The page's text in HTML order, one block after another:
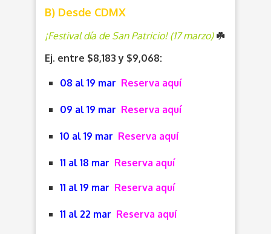
B) Desde CDMX
¡Festival día de San Patricio! (17 marzo) ☘️
Ej. entre $8,183 y $9,068:
08 al 19 mar Reserva aquí
09 al 19 mar Reserva aquí
10 al 19 mar Reserva aquí
11 al 18 mar Reserva aquí
11 al 19 mar Reserva aquí
11 al 22 mar Reserva aquí